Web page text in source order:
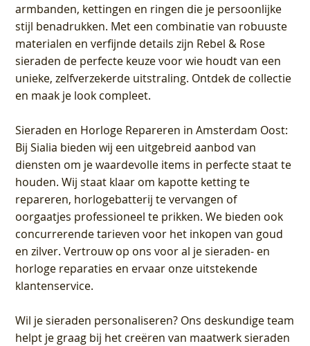
armbanden, kettingen en ringen die je persoonlijke
stijl benadrukken. Met een combinatie van robuuste
materialen en verfijnde details zijn Rebel & Rose
sieraden de perfecte keuze voor wie houdt van een
unieke, zelfverzekerde uitstraling. Ontdek de collectie
en maak je look compleet.
Sieraden en Horloge Repareren in Amsterdam Oost:
Bij Sialia bieden wij een uitgebreid aanbod van
diensten om je waardevolle items in perfecte staat te
houden. Wij staat klaar om kapotte ketting te
repareren, horlogebatterij te vervangen of
oorgaatjes professioneel te prikken. We bieden ook
concurrerende tarieven voor het inkopen van goud
en zilver. Vertrouw op ons voor al je sieraden- en
horloge reparaties en ervaar onze uitstekende
klantenservice.
Wil je sieraden personaliseren? Ons deskundige team
helpt je graag bij het creëren van maatwerk sieraden